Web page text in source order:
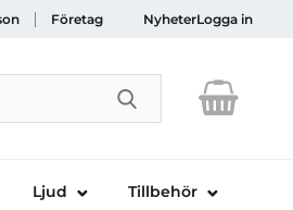
Företag NyheterLogga in
Genomför
Ljud Tillbehör